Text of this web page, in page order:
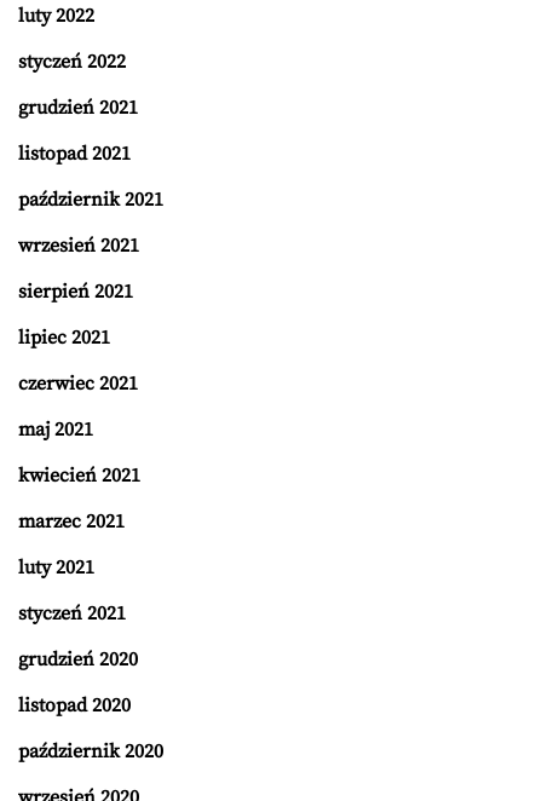
luty 2022
styczeń 2022
grudzień 2021
listopad 2021
październik 2021
wrzesień 2021
sierpień 2021
lipiec 2021
czerwiec 2021
maj 2021
kwiecień 2021
marzec 2021
luty 2021
styczeń 2021
grudzień 2020
listopad 2020
październik 2020